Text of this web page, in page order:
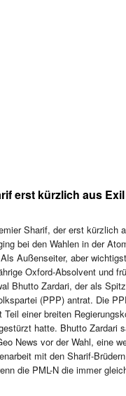
erst kürzlich aus Exil
Sharif, der erst kürzlich
bei den Wahlen in der
Außenseiter, aber
Oxford-Absolvent und
Bhutto Zardari, der als
(PPP) antrat. Die
Teil einer breiten
hatte. Bhutto Zardari
News vor der Wahl, eine
mit den Sharif-
die PML-N die immer